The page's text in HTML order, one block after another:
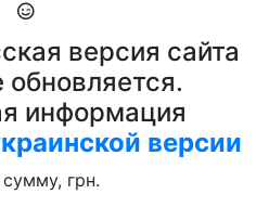
версия сайта
информация
версии
грн.